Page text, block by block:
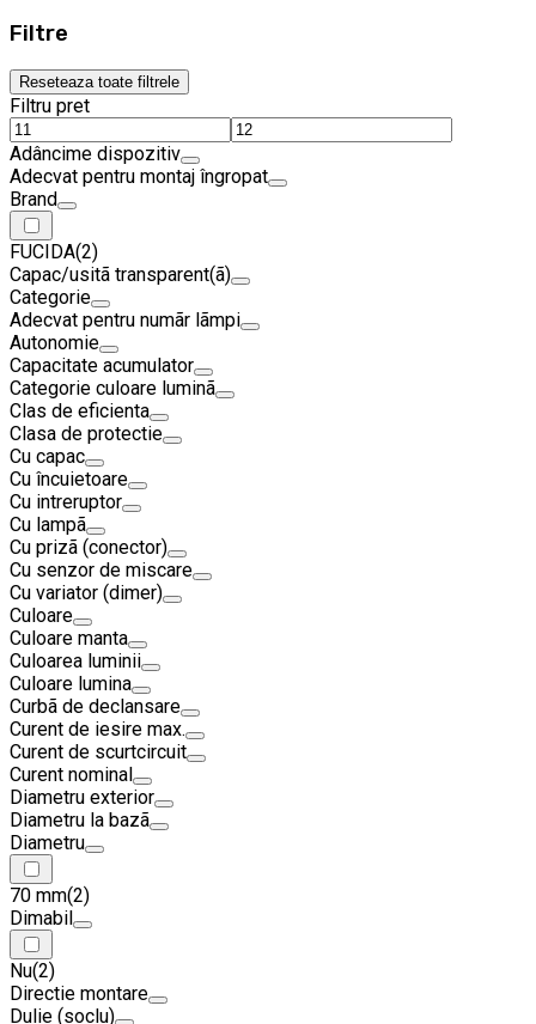
Filtre
Reseteaza toate filtrele
Filtru pret
Adâncime dispozitiv
Adecvat pentru montaj îngropat
Brand
FUCIDA(2)
Capac/usitã transparent(ã)
Categorie
Adecvat pentru numãr lãmpi
Autonomie
Capacitate acumulator
Categorie culoare luminã
Clas de eficienta
Clasa de protectie
Cu capac
Cu încuietoare
Cu intreruptor
Cu lampã
Cu prizã (conector)
Cu senzor de miscare
Cu variator (dimer)
Culoare
Culoare manta
Culoarea luminii
Culoare lumina
Curbã de declansare
Curent de iesire max.
Curent de scurtcircuit
Curent nominal
Diametru exterior
Diametru la bazã
Diametru
70 mm(2)
Dimabil
Nu(2)
Directie montare
Dulie (soclu)